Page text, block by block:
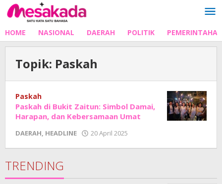
Lewati
ke
HOME NASIONAL DAERAH POLITIK
Topik: Paskah
Paskah
Paskah di Bukit Zaitun: Simbol Damai,
Harapan, dan Kebersamaan Umat
DAERAH, HEADLINE 20 April 2025
Junaedi
TRENDING